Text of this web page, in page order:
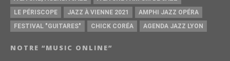
LE PÉRISCOPE
JAZZ À VIENNE 2021
AMPHI JAZZ OPÉRA
FESTIVAL "GUITARES"
CHICK CORÉA AGENDA JAZZ LYON
NOTRE “MUSIC ONLINE”